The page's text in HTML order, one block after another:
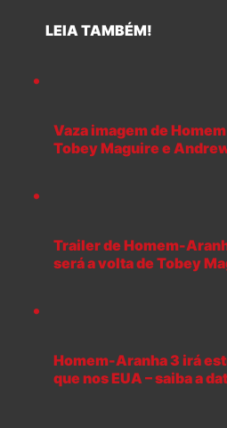
LEIA TAMBÉM!
Vaza imagem de
Tobey Maguire e
Trailer de Homem-
será a volta de Tobey
Homem-Aranha 3 irá
que nos EUA – saiba a